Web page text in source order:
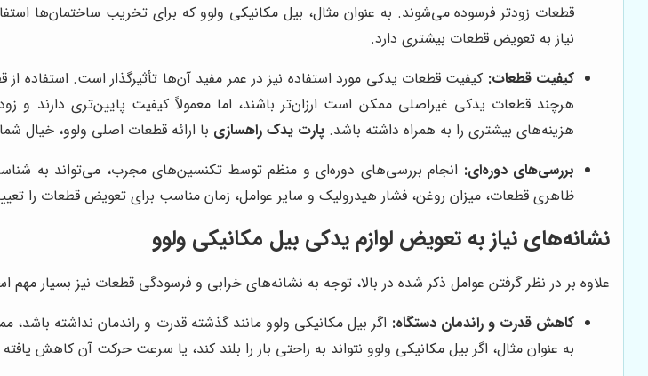
قطعات زودتر فرسوده می‌شوند. به عنوان مثال، بیل مکانیکی ولوو که برای تخریب ساختمان‌ها
نیاز به تعویض قطعات بیشتری دارد.
کیفیت قطعات: کیفیت قطعات یدکی مورد استفاده نیز در عمر مفید آن‌ها تأثیرگذار است.
هرچند قطعات یدکی غیراصلی ممکن است ارزان‌تر باشند، اما معمولاً کیفیت پایین‌تری دارند و
هزینه‌های بیشتری را به همراه داشته باشد. پارت یدک راهسازی با ارائه قطعات اصلی ولوو، خیال
بررسی‌های دوره‌ای: انجام بررسی‌های دوره‌ای و منظم توسط تکنسین‌های مجرب، می‌تواند به
ظاهری قطعات، میزان روغن، فشار هیدرولیک و سایر عوامل، زمان مناسب برای تعویض قطعات را
نشانه‌های نیاز به تعویض لوازم یدکی بیل مکانیکی ولوو
علاوه بر در نظر گرفتن عوامل ذکر شده در بالا، توجه به نشانه‌های خرابی و فرسودگی قطعات نیز بسیار مهم
کاهش قدرت و راندمان دستگاه: اگر بیل مکانیکی ولوو مانند گذشته قدرت و راندمان نداشته
به عنوان مثال، اگر بیل مکانیکی ولوو نتواند به راحتی بار را بلند کند، یا سرعت حرکت آن کاهش